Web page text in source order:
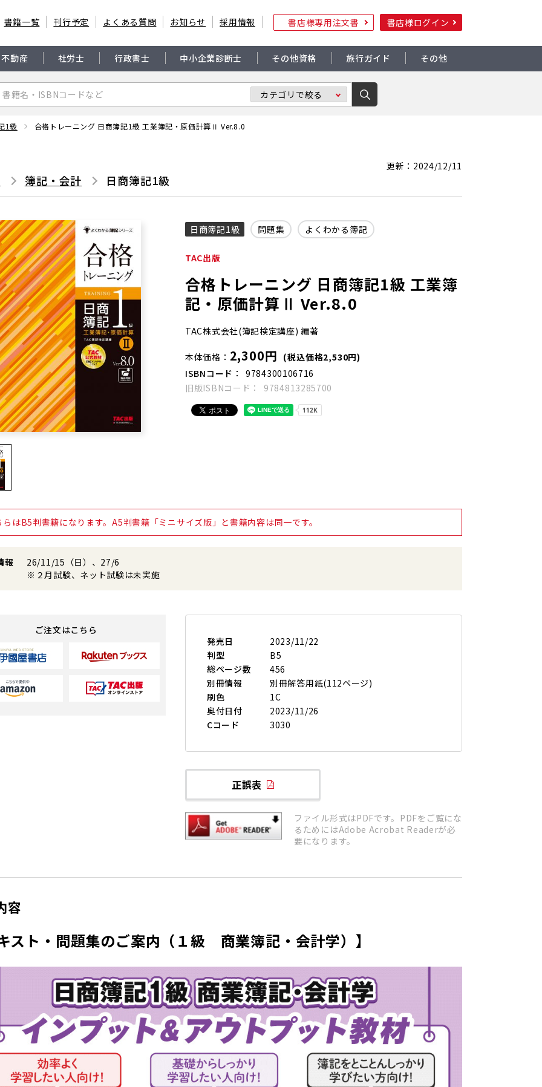
書籍一覧 刊行予定 よくある質問 お知らせ 採用情報 書店様専用注文書 書店様ログイン
動産 社労士 行政書士 中小企業診断士 その他資格 旅行ガイド その他
1級 合格トレーニング 日商簿記1級 工業簿記・原価計算Ⅱ Ver.8.0
更新：2024/12/11
簿記・会計 日商簿記1級
日商簿記1級 問題集 よくわかる簿記
TAC出版
合格トレーニング 日商簿記1級 工業簿
記・原価計算Ⅱ Ver.8.0
TAC株式会社(簿記検定講座) 編著
本体価格 2,300円 (税込価格2,530円)
ISBNコード
9784300106716
旧版ISBNコード
9784813285700
はB5判書籍になります。A5判書籍「ミニサイズ版」と書籍内容は同一です。
報
26/11/15（日）、27/6
※２月試験、ネット試験は未実施
ご注文はこちら
発売日
2023/11/22
判型
B5
総ページ数
456
別冊情報
別冊解答用紙(112ページ)
刷色
1C
奥付日付
2023/11/26
Cコード
3030
正誤表
ファイル形式はPDFです。PDFをご覧にな
るためにはAdobe Acrobat Readerが必
要になります。
容
スト・問題集のご案内（１級 商業簿記・会計学）】